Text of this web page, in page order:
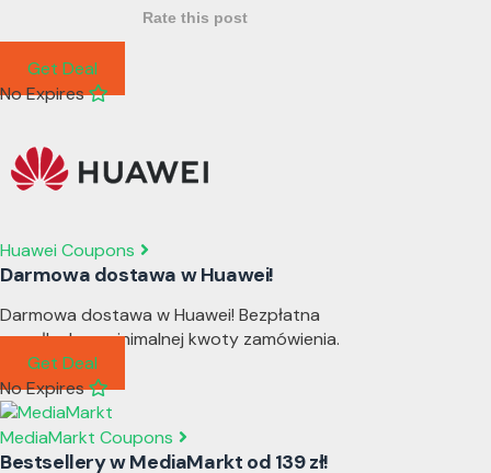
Rate this post
Get Deal
No Expires
Huawei Coupons
Darmowa dostawa w Huawei!
Darmowa dostawa w Huawei! Bezpłatna
wysyłka bez minimalnej kwoty zamówienia.
Get Deal
No Expires
MediaMarkt Coupons
Bestsellery w MediaMarkt od 139 zł!